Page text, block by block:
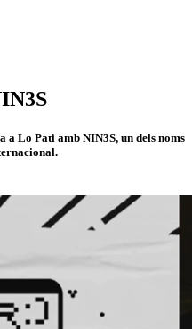
Lo Pati amb NIN3S, un dels noms